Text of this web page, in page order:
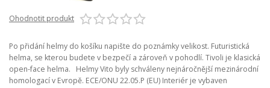
Ohodnotit produkt
Po přidání helmy do košíku napište do poznámky velikost. Futuristická
helma, se kterou budete v bezpečí a zároveň v pohodlí. Tivoli je klasická
open-face helma. Helmy Vito byly schváleny nejnáročnější mezinárodní
homologací v Evropě. ECE/ONU 22.05.P (EU) Interiér je vybaven